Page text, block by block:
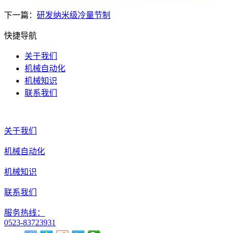
下一篇： 研发纳米级冷量节制
快捷导航
关于我们
机械自动化
机械知识
联系我们
关于我们
机械自动化
机械知识
联系我们
服务热线：
0523-83723931